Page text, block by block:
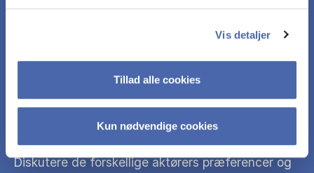
Vis detaljer
Tillad alle cookies
Kun nødvendige cookies
Forklare hvad ejerskab betyder for styring og
Forklare bestyrelsens, ledelsens og
medarbejdernes roller i en virksomheds
Diskutere de forskellige aktørers præferencer og